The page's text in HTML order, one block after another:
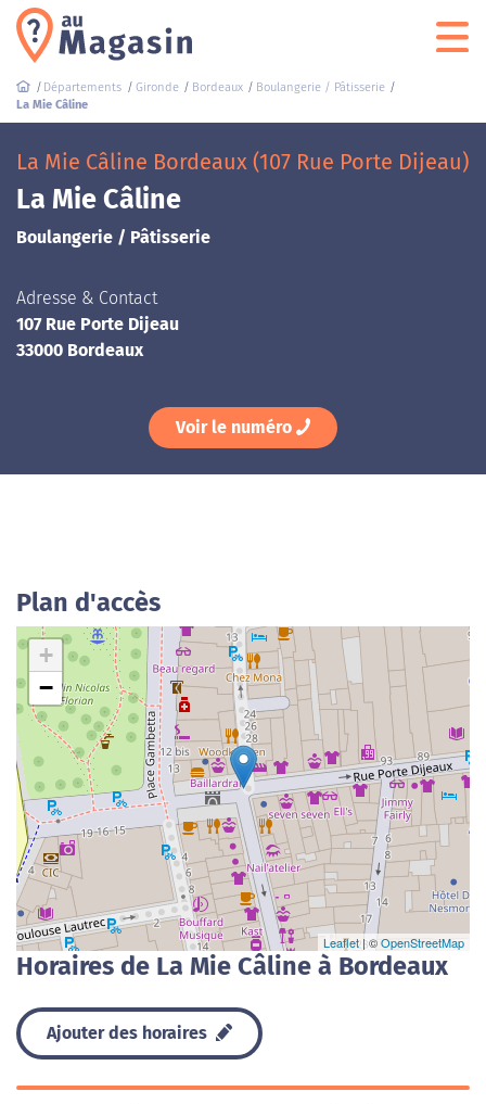
Départements Gironde Bordeaux
Boulangerie / Pâtisserie
La Mie Câline
La Mie Câline Bordeaux (107 Rue Porte Dijeau)
La Mie Câline
Boulangerie / Pâtisserie
Adresse & Contact
107 Rue Porte Dijeau
33000 Bordeaux
Voir le numéro
Plan d'accès
+
−
Leaflet| ©OpenStreetMap
Horaires de La Mie Câline à Bordeaux
Ajouter des horaires